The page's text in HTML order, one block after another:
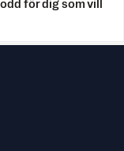
för dig som vill